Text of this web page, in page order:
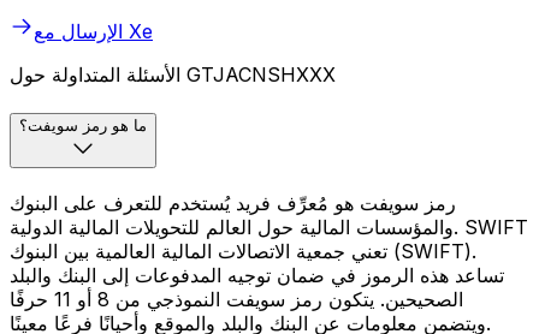
الإرسال مع Xe
الأسئلة المتداولة حول GTJACNSHXXX
ما هو رمز سويفت؟
رمز سويفت هو مُعرِّف فريد يُستخدم للتعرف على البنوك
والمؤسسات المالية حول العالم للتحويلات المالية الدولية. SWIFT
تعني جمعية الاتصالات المالية العالمية بين البنوك (SWIFT).
تساعد هذه الرموز في ضمان توجيه المدفوعات إلى البنك والبلد
الصحيحين. يتكون رمز سويفت النموذجي من 8 أو 11 حرفًا
ويتضمن معلومات عن البنك والبلد والموقع وأحيانًا فرعًا معينًا.